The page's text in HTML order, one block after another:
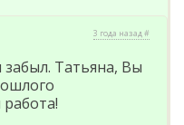
3 года назад #
Татьяна, Вы